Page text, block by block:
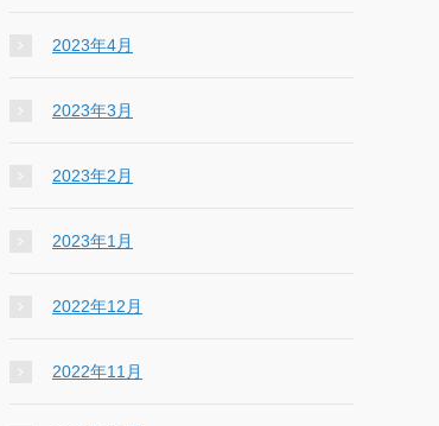
2023年4月
2023年3月
2023年2月
2023年1月
2022年12月
2022年11月